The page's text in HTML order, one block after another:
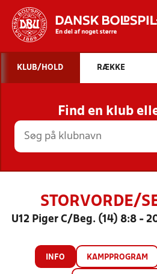
STILLINGER,
HOLD
KLUB/HOLD RÆKKE
Find en klub
STORVORDE/
U12 Piger C/Beg. (14) 8:8 -
INFO KAMPPROGRAM